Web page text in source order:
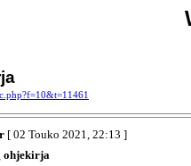
[ 02 Touko 2021, 22:13 ]
ohjekirja